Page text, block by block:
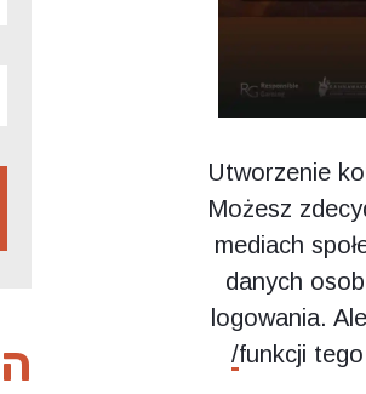
Utworzenie
Możesz
mediach
danych
logowania.
funkcji